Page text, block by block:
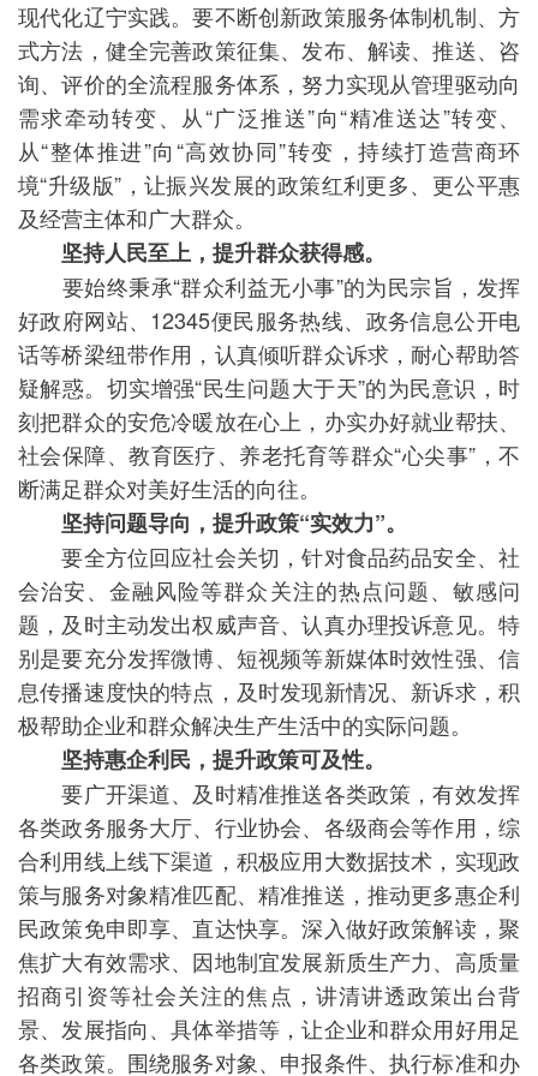
现代化辽宁实践。要不断创新政策服务体制机制、方
式方法，健全完善政策征集、发布、解读、推送、咨
询、评价的全流程服务体系，努力实现从管理驱动向
需求牵动转变、从“广泛推送”向“精准送达”转变、
从“整体推进”向“高效协同”转变，持续打造营商环
境“升级版”，让振兴发展的政策红利更多、更公平惠
及经营主体和广大群众。
坚持人民至上，提升群众获得感。
要始终秉承“群众利益无小事”的为民宗旨，发挥
好政府网站、12345便民服务热线、政务信息公开电
话等桥梁纽带作用，认真倾听群众诉求，耐心帮助答
疑解惑。切实增强“民生问题大于天”的为民意识，时
刻把群众的安危冷暖放在心上，办实办好就业帮扶、
社会保障、教育医疗、养老托育等群众“心尖事”，不
断满足群众对美好生活的向往。
坚持问题导向，提升政策“实效力”。
要全方位回应社会关切，针对食品药品安全、社
会治安、金融风险等群众关注的热点问题、敏感问
题，及时主动发出权威声音、认真办理投诉意见。特
别是要充分发挥微博、短视频等新媒体时效性强、信
息传播速度快的特点，及时发现新情况、新诉求，积
极帮助企业和群众解决生产生活中的实际问题。
坚持惠企利民，提升政策可及性。
要广开渠道、及时精准推送各类政策，有效发挥
各类政务服务大厅、行业协会、各级商会等作用，综
合利用线上线下渠道，积极应用大数据技术，实现政
策与服务对象精准匹配、精准推送，推动更多惠企利
民政策免申即享、直达快享。深入做好政策解读，聚
焦扩大有效需求、因地制宜发展新质生产力、高质量
招商引资等社会关注的焦点，讲清讲透政策出台背
景、发展指向、具体举措等，让企业和群众用好用足
各类政策。围绕服务对象、申报条件、执行标准和办